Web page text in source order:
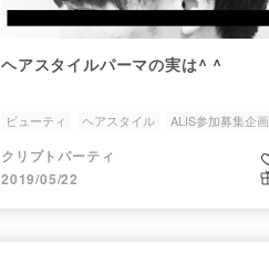
ヘアスタイルパーマの実は^ ^
ビューティ ヘアスタイル
ALIS参加募集企画
topic-beauty
クリプトパーティ
2019/05/22